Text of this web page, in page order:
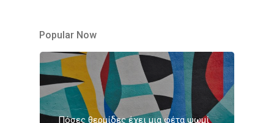
Popular Now
Πόσες θερμίδες έχει μια φέτα ψωμί